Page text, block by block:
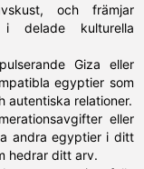
och främjar
delade kulturella
Giza eller
egyptier som
autentiska relationer.
eller
andra egyptier i ditt
hedrar ditt arv.